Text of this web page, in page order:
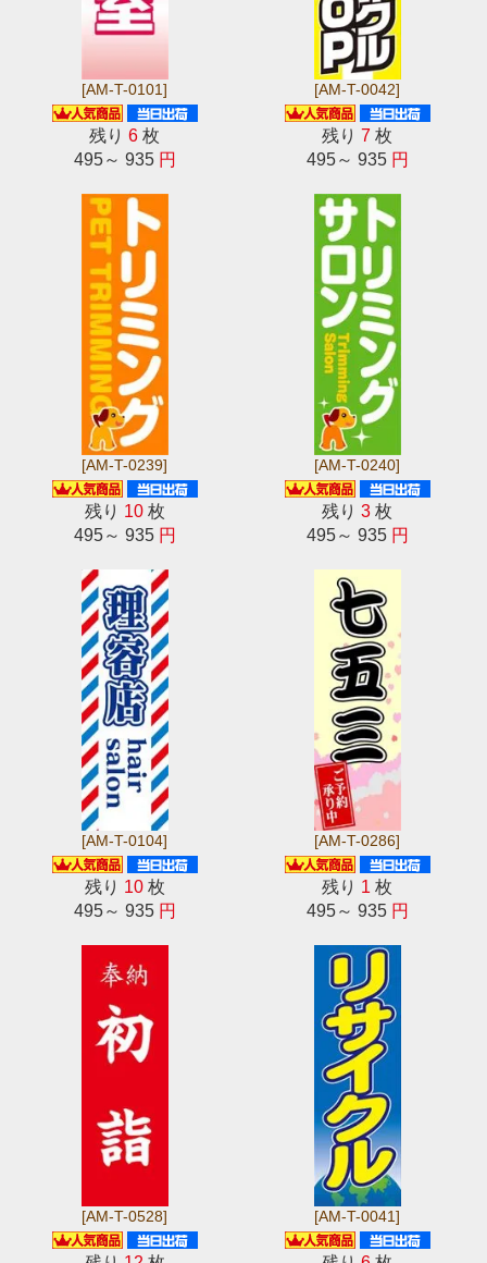
[AM-T-0101]
残り6 枚
495～ 935 円
[AM-T-0042]
残り7 枚
495～ 935 円
[AM-T-0239]
残り 10枚
495～ 935 円
[AM-T-0240]
残り3 枚
495～ 935 円
[AM-T-0104]
残り 10枚
495～ 935 円
[AM-T-0286]
残り 1 枚
495～ 935 円
[AM-T-0528] [AM-T-0041]